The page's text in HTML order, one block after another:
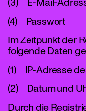
(3) E-Mail-
(4) Passwort
Im Zeitpunkt der
folgende Daten
(1) IP-Adresse
(2) Datum und
Durch die